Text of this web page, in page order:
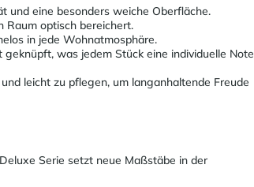
und eine besonders weiche Oberfläche.
Raum optisch bereichert.
in jede Wohnatmosphäre.
was jedem Stück eine individuelle Note
leicht zu pflegen, um langanhaltende Freude
Serie setzt neue Maßstäbe in der